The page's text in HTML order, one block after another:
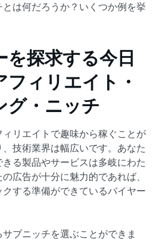
は何だろうか？いくつか例を挙
を探求する今日
ィリエイト・
グ・ニッチ
リエイトで趣味から稼ぐことが
技術業界は幅広いです。あなた
る製品やサービスは多岐にわた
広告が十分に魅力的であれば、
する準備ができているバイヤー
ブニッチを選ぶことができま